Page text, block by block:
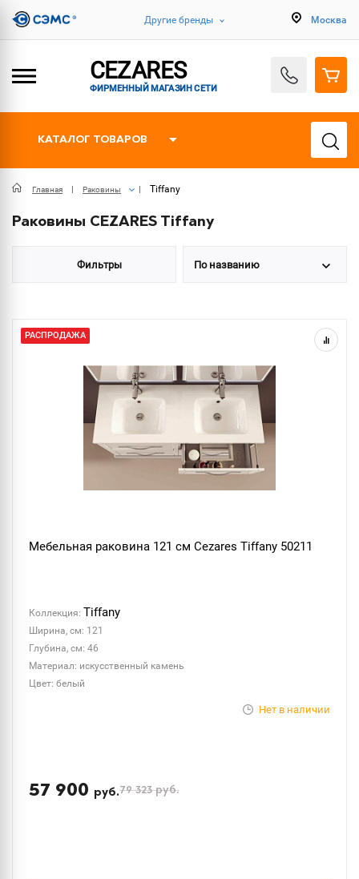
Другие бренды Москва
CEZARES
ФИРМЕННЫЙ МАГАЗИН СЕТИ
КАТАЛОГ ТОВАРОВ
Главная Раковины Tiffany
Раковины CEZARES Tiffany
Фильтры По названию
РАСПРОДАЖА
Мебельная раковина 121 см Cezares Tiffany 50211
Коллекция: Tiffany
Ширина, см: 121
Глубина, см: 46
Материал: искусственный камень
Цвет: белый
Нет в наличии
57 900 руб.79 323руб.